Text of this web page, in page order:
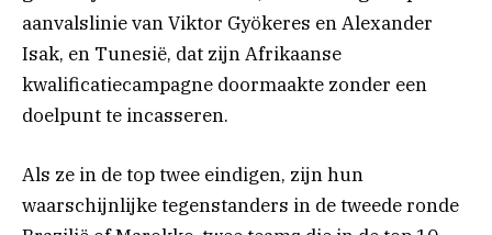
aanvalslinie van Viktor Gyökeres en Alexander
Isak, en Tunesië, dat zijn Afrikaanse
kwalificatiecampagne doormaakte zonder een
doelpunt te incasseren.
Als ze in de top twee eindigen, zijn hun
waarschijnlijke tegenstanders in de tweede ronde